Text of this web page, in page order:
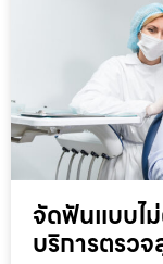
จัดฟันแบบไ
บริการตรว